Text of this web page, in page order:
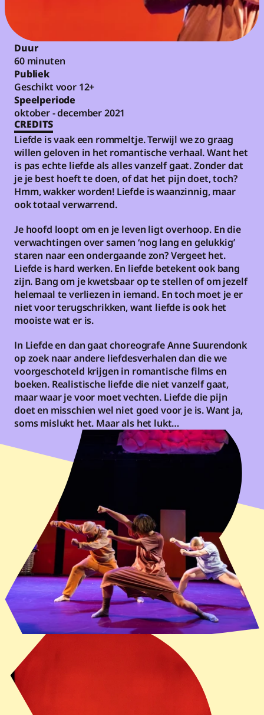
Duur
60 minuten
Publiek
Geschikt voor 12+
Speelperiode
oktober - december 2021
CREDITS
Liefde is vaak een rommeltje. Terwijl we zo graag
willen geloven in het romantische verhaal. Want het
is pas echte liefde als alles vanzelf gaat. Zonder dat
je je best hoeft te doen, of dat het pijn doet, toch?
Hmm, wakker worden! Liefde is waanzinnig, maar
ook totaal verwarrend.
Je hoofd loopt om en je leven ligt overhoop. En die
verwachtingen over samen ‘nog lang en gelukkig’
staren naar een ondergaande zon? Vergeet het.
Liefde is hard werken. En liefde betekent ook bang
zijn. Bang om je kwetsbaar op te stellen of om jezelf
helemaal te verliezen in iemand. En toch moet je er
niet voor terugschrikken, want liefde is ook het
mooiste wat er is.
In Liefde en dan gaat choreografe Anne Suurendonk
op zoek naar andere liefdesverhalen dan die we
voorgeschoteld krijgen in romantische films en
boeken. Realistische liefde die niet vanzelf gaat,
maar waar je voor moet vechten. Liefde die pijn
doet en misschien wel niet goed voor je is. Want ja,
soms mislukt het. Maar als het lukt…